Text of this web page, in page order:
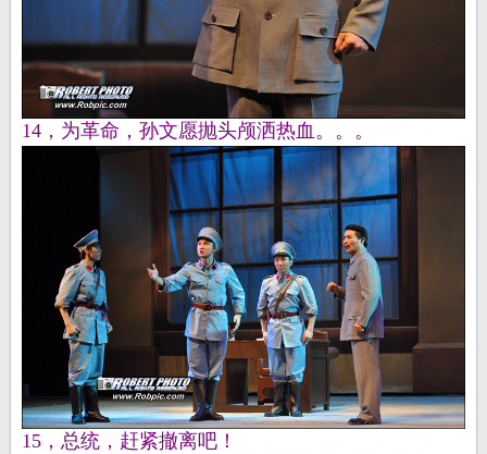
14，为革命，孙文愿抛头颅洒热血。。。
15，总统，赶紧撤离吧！